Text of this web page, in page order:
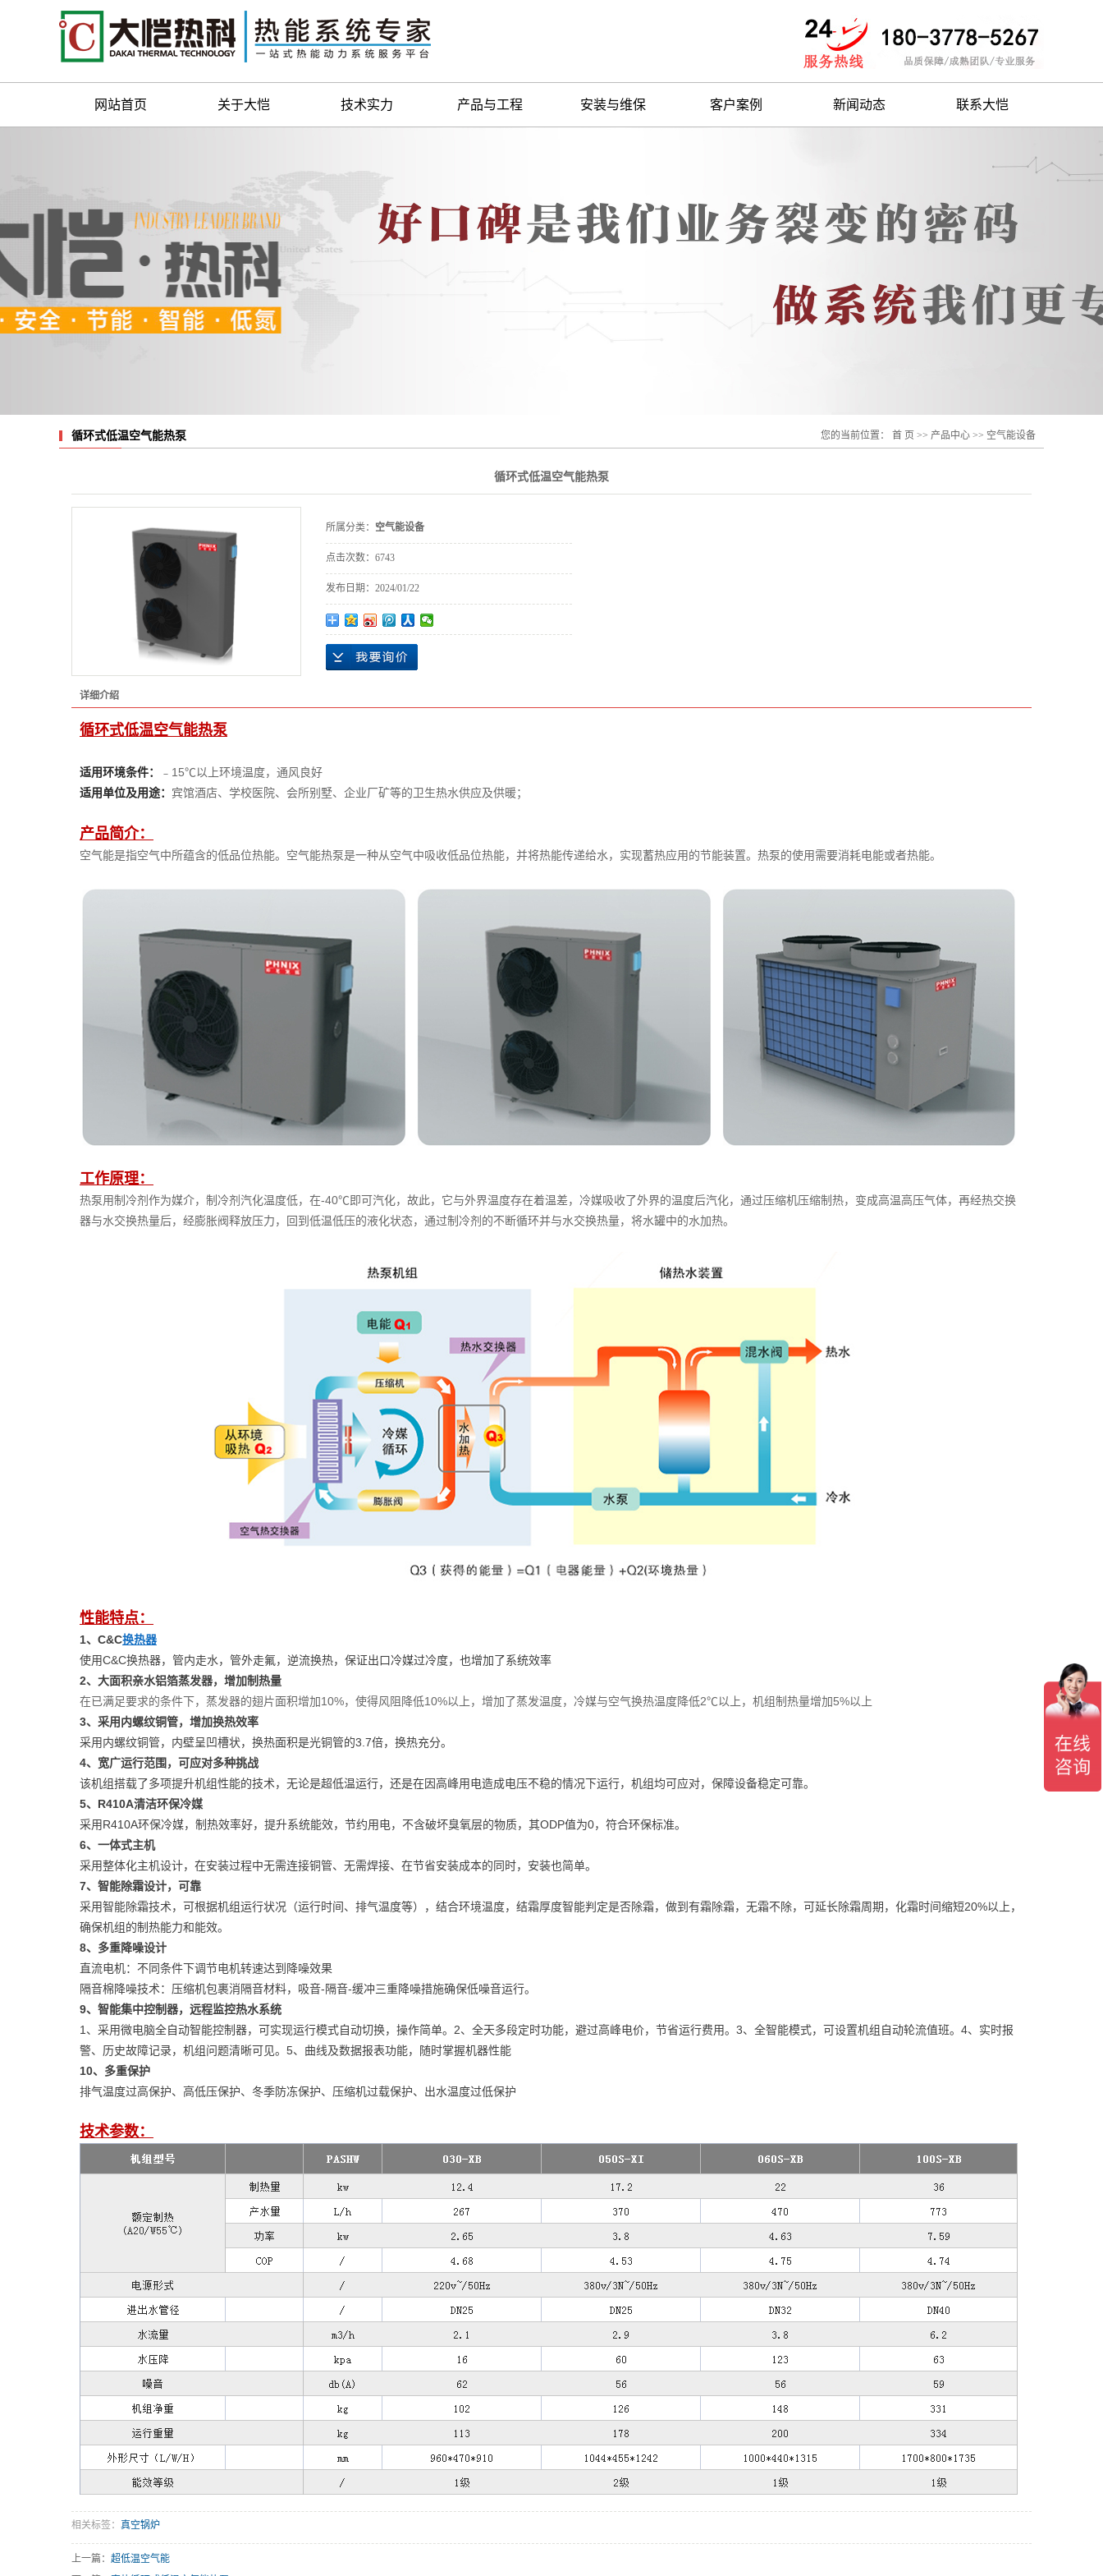
网站首页 关于大恺
联系我们
技术实力 产品与工程
供热系统工程
安装与维保 客户案例 新闻动态 联系大恺
循环式低温空气能热泵 您的当前位置： 首 页 >> 产品中心 >> 空气能设备
循环式低温空气能热泵
所属分类： 空气能设备
点击次数： 6743
发布日期： 2024/01/22
详细介绍
循环式低温空气能热泵
适用环境条件：
﹣15℃以上环境温度，通风良好
适用单位及用途： 宾馆酒店、学校医院、会所别墅、企业厂矿等的卫生热水供应及供暖；
产品简介：
空气能是指空气中所蕴含的低品位热能。空气能热泵是一种从空气中吸收低品位热能，并将热能传递给水，实现蓄热应用的节能装置。热泵的使用需要消耗电能或者热能。
工作原理：
热泵用制冷剂作为媒介，制冷剂汽化温度低，在-40℃即可汽化，故此，它与外界温度存在着温差，冷媒吸收了外界的温度后汽化，通过压缩机压缩制热，变成高温高压气体，再经热交换
器与水交换热量后，经膨胀阀释放压力，回到低温低压的液化状态，通过制冷剂的不断循环并与水交换热量，将水罐中的水加热。
性能特点：
1、C&C换热器
使用C&C换热器，管内走水，管外走氟，逆流换热，保证出口冷媒过冷度，也增加了系统效率
2、大面积亲水铝箔蒸发器，增加制热量
在已满足要求的条件下，蒸发器的翅片面积增加10%，使得风阻降低10%以上，增加了蒸发温度，冷媒与空气换热温度降低2℃以上，机组制热量增加5%以上
3、采用内螺纹铜管，增加换热效率
采用内螺纹铜管，内壁呈凹槽状，换热面积是光铜管的3.7倍，换热充分。
4、宽广运行范围，可应对多种挑战
该机组搭载了多项提升机组性能的技术，无论是超低温运行，还是在因高峰用电造成电压不稳的情况下运行，机组均可应对，保障设备稳定可靠。
5、R410A清洁环保冷媒
采用R410A环保冷媒，制热效率好，提升系统能效，节约用电，不含破坏臭氧层的物质，其ODP值为0，符合环保标准。
6、一体式主机
采用整体化主机设计，在安装过程中无需连接铜管、无需焊接、在节省安装成本的同时，安装也简单。
7、智能除霜设计，可靠
采用智能除霜技术，可根据机组运行状况（运行时间、排气温度等），结合环境温度，结霜厚度智能判定是否除霜，做到有霜除霜，无霜不除，可延长除霜周期，化霜时间缩短20%以上，
确保机组的制热能力和能效。
8、多重降噪设计
直流电机：不同条件下调节电机转速达到降噪效果
隔音棉降噪技术：压缩机包裹消隔音材料，吸音-隔音-缓冲三重降噪措施确保低噪音运行。
9、智能集中控制器，远程监控热水系统
1、采用微电脑全自动智能控制器，可实现运行模式自动切换，操作简单。 2、 全天多段定时功能，避过高峰电价，节省运行费用。3、全智能模式，可设置机组自动轮流值班。4、实时报
警、历史故障记录，机组问题清晰可见。5、曲线及数据报表功能，随时掌握机器性能
10、多重保护
排气温度过高保护、高低压保护、冬季防冻保护、压缩机过载保护、出水温度过低保护
技术参数：
相关标签： 真空锅炉
上一篇： 超低温空气能